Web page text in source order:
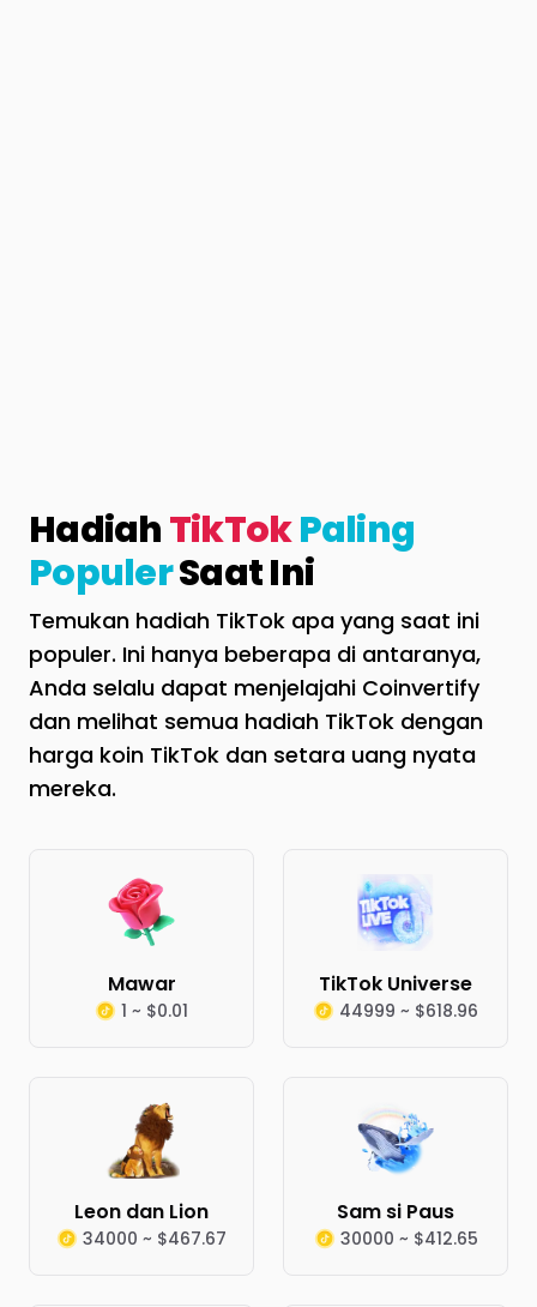
HadiahTikTokPaling
PopulerSaat Ini
Temukan hadiah TikTok apa yang saat ini
populer. Ini hanya beberapa di antaranya,
Anda selalu dapat menjelajahi Coinvertify
dan melihat semua hadiah TikTok dengan
harga koin TikTok dan setara uang nyata
mereka.
Mawar
1 ~ $0.01
TikTok Universe
44999 ~ $618.96
Leon dan Lion
34000 ~ $467.67
Sam si Paus
30000 ~ $412.65